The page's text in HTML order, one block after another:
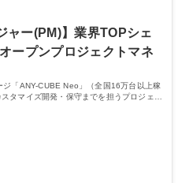
年の関係性と実績、業務知識の面
用いて人手不足などの社会課題解
専
用情報技術者
ャー(PM)】業界TOPシェ
ープンプロジェクトマネ
「ANY-CUBE Neo」（全国16万台以上稼
タマイズ開発・保守までを担うプロジェク